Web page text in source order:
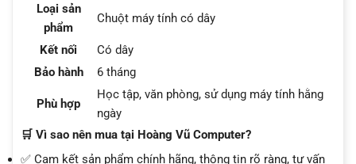
Loại sản
phẩm
Chuột máy tính có dây
Kết nối
Có dây
Bảo hành
6 tháng
Phù hợp
Học tập, văn phòng, sử dụng máy tính hằng
ngày
🛒 Vì sao nên mua tại Hoàng Vũ Computer?
✅ Cam kết sản phẩm chính hãng, thông tin rõ ràng, tư vấn